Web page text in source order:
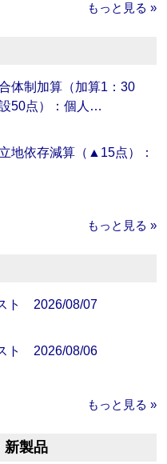
もっと見る »
体制加算（加算1：30
50点）：個人…
地依存減算（▲15点）：
もっと見る »
ト 2026/08/07
ト 2026/08/06
もっと見る »
製品